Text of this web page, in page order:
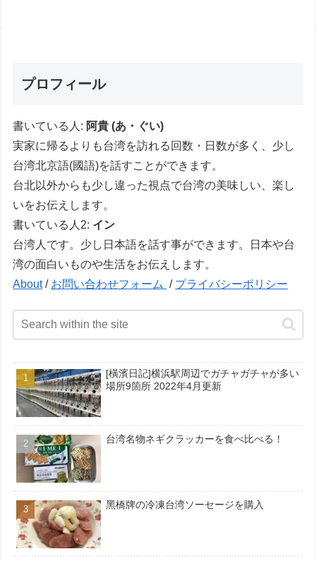
プロフィール
書いている人: 阿貴 (あ・ぐい)
実家に帰るよりも台湾を訪れる回数・日数が多く、少し
台湾北京語(國語)を話すことができます。
台北以外からも少し違った視点で台湾の美味しい、楽し
いをお伝えします。
書いている人2: イン
台湾人です。少し日本語を話す事ができます。日本や台
湾の面白いものや生活をお伝えします。
About/ お問い合わせフォーム / プライバシーポリシー
[橫濱日記]横浜駅周辺でガチャガチャが多い
場所9箇所 2022年4月更新
台湾名物ネギクラッカーを食べ比べる！
黑橋牌の冷凍台湾ソーセージを購入